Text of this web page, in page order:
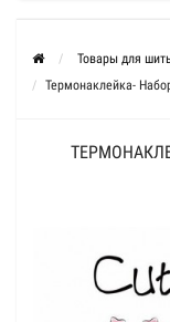
Товары для
Термонаклейка-